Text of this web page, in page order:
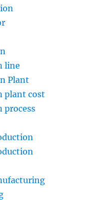
line
Plant
plant cost
process